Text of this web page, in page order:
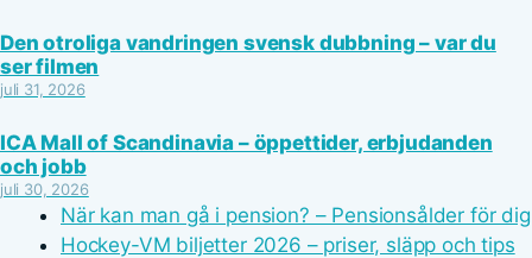
Den otroliga vandringen svensk dubbning – var du
ser filmen
juli 31, 2026
ICA Mall of Scandinavia – öppettider, erbjudanden
och jobb
juli 30, 2026
När kan man gå i pension? – Pensionsålder för dig
Hockey-VM biljetter 2026 – priser, släpp och tips